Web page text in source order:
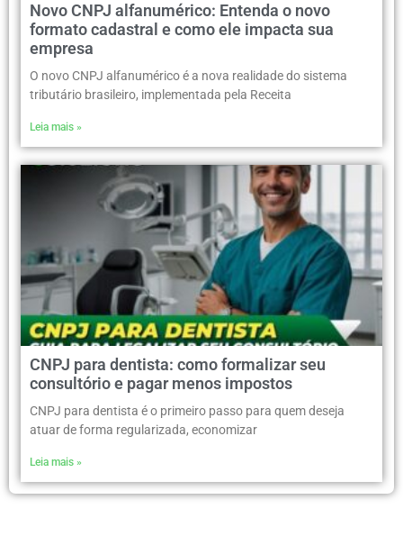
Novo CNPJ alfanumérico: Entenda o novo
formato cadastral e como ele impacta sua
empresa
O novo CNPJ alfanumérico é a nova realidade do sistema
tributário brasileiro, implementada pela Receita
Leia mais »
CNPJ para dentista: como formalizar seu
consultório e pagar menos impostos
CNPJ para dentista é o primeiro passo para quem deseja
atuar de forma regularizada, economizar
Leia mais »